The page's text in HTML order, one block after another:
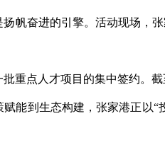
帆奋进的引擎。活动现场，
重点人才项目的集中签约。
能到生态构建，张家港正以